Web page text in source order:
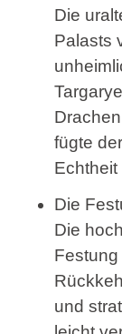
Die
Palasts
fügte
Die
Die
und